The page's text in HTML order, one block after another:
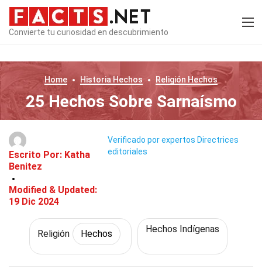
Convierte tu curiosidad en descubrimiento
Home Historia Hechos Religión Hechos
25 Hechos Sobre Sarnaísmo
Escrito Por: Katha
Benitez
Modified & Updated:
19 Dic 2024
Verificado por expertos Directrices
editoriales
Religión Hechos Hechos Indígenas